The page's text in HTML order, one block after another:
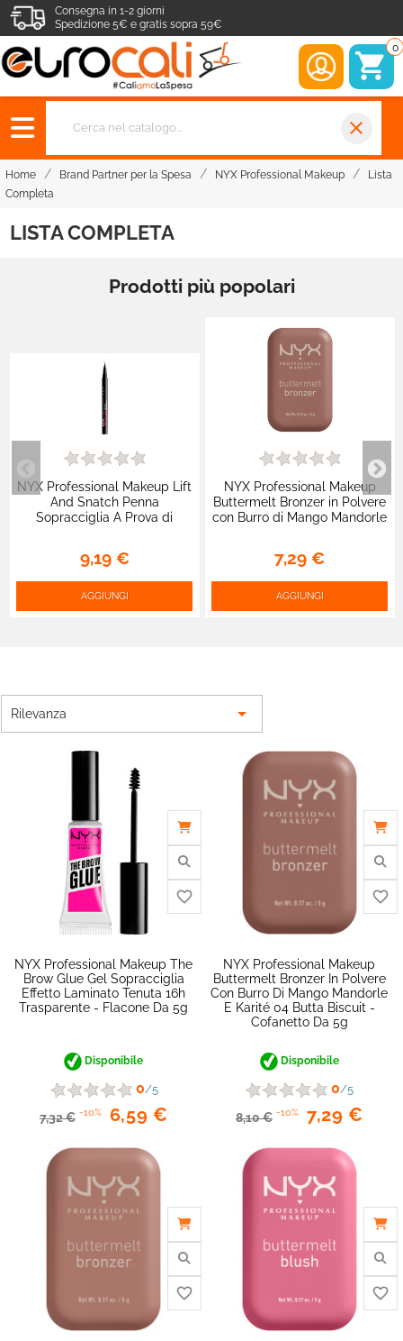
Consegna in 1-2 giorni
Spedizione 5€ e gratis sopra 59€
0
close
Home Brand Partner per la Spesa NYX Professional Makeup
Lista
Completa
LISTA COMPLETA
Prodotti più popolari
NYX Professional Makeup Lift
And Snatch Penna
Sopracciglia A Prova di
9,19 €
AGGIUNGI
NYX Professional Makeup
Buttermelt Bronzer in Polvere
con Burro di Mango Mandorle
7,29 €
AGGIUNGI
Rilevanza 
NYX Professional Makeup The
Brow Glue Gel Sopracciglia
Effetto Laminato Tenuta 16h
Trasparente - Flacone Da 5g
Disponibile
0/5
7,32 € -10% 6,59 €
NYX Professional Makeup
Buttermelt Bronzer In Polvere
Con Burro Di Mango Mandorle
E Karité 04 Butta Biscuit -
Cofanetto Da 5g
Disponibile
0/5
8,10 € -10% 7,29 €